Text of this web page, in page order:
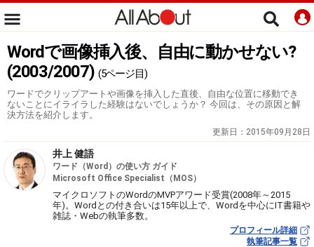
Wordで画像挿入後、自由に動かせない?
(2003/2007) (5ページ目)
ワードでクリップアートや画像を挿入した直後、自由な位置に移動でき
ないことにイライラした経験はないでしょうか？ 今回は、その原因と解
決方法を紹介します。
更新日： 2015年09月28日
井上 健語
ワード（Word）の使い方 ガイド
Microsoft Office Specialist（MOS）
マイクロソフトのWordのMVPアワード受賞(2008年～2015
年)。Wordとの付き合いは15年以上で、Wordを中心にIT書籍や
雑誌・Webの執筆多数。
プロフィール詳細
執筆記事一覧